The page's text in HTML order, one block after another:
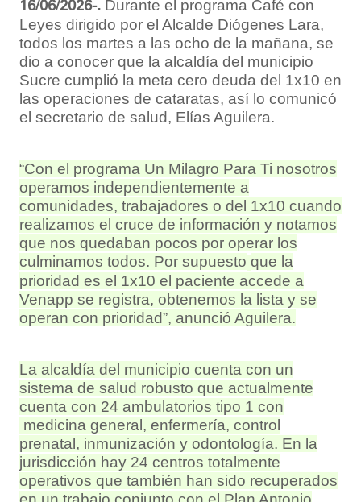
16/06/2026-. Durante el programa Café con
Leyes dirigido por el Alcalde Diógenes Lara,
todos los martes a las ocho de la mañana, se
dio a conocer que la alcaldía del municipio
Sucre cumplió la meta cero deuda del 1x10 en
las operaciones de cataratas, así lo comunicó
el secretario de salud, Elías Aguilera.
“Con el programa Un Milagro Para Ti nosotros
operamos independientemente a
comunidades, trabajadores o del 1x10 cuando
realizamos el cruce de información y notamos
que nos quedaban pocos por operar los
culminamos todos. Por supuesto que la
prioridad es el 1x10 el paciente accede a
Venapp se registra, obtenemos la lista y se
operan con prioridad”, anunció Aguilera.
La alcaldía del municipio cuenta con un
sistema de salud robusto que actualmente
cuenta con 24 ambulatorios tipo 1 con
medicina general, enfermería, control
prenatal, inmunización y odontología. En la
jurisdicción hay 24 centros totalmente
operativos que también han sido recuperados